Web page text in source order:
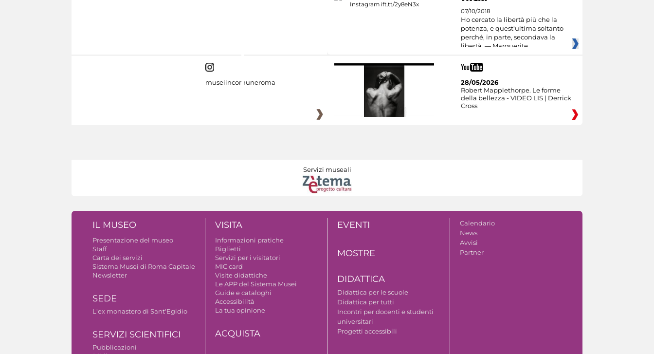
07/10/2018
Ho cercato la libertà più che la
potenza, e quest'ultima soltanto
perché, in parte, secondava la
libertà. — Marguerite
museiincomuneroma
28/05/2026
Robert Mapplethorpe. Le forme
della bellezza - VIDEO LIS | Derrick
Cross
Servizi museali
IL MUSEO
Presentazione del museo
Staff
Carta dei servizi
Sistema Musei di Roma Capitale
Newsletter
SEDE
L'ex monastero di Sant'Egidio
SERVIZI SCIENTIFICI
Pubblicazioni
VISITA
Informazioni pratiche
Biglietti
Servizi per i visitatori
MIC card
Visite didattiche
Le APP del Sistema Musei
Guide e cataloghi
Accessibilità
La tua opinione
ACQUISTA
EVENTI
MOSTRE
DIDATTICA
Didattica per le scuole
Didattica per tutti
Incontri per docenti e studenti
universitari
Progetti accessibili
Calendario
News
Avvisi
Partner